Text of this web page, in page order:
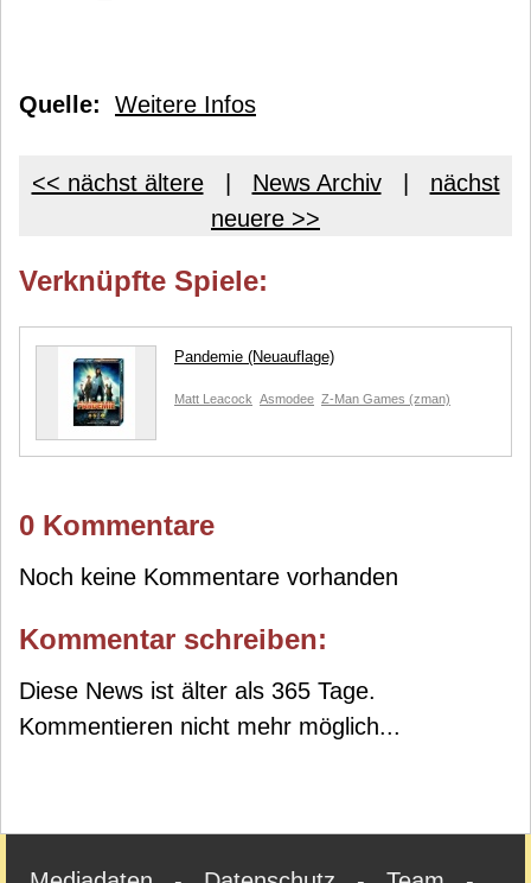
Quelle: Weitere Infos
<< nächst ältere| News Archiv| nächst
neuere >>
Verknüpfte Spiele:
Pandemie (Neuauflage)
Matt Leacock Asmodee Z-Man Games (zman)
0 Kommentare
Noch keine Kommentare vorhanden
Kommentar schreiben:
Diese News ist älter als 365 Tage.
Kommentieren nicht mehr möglich...